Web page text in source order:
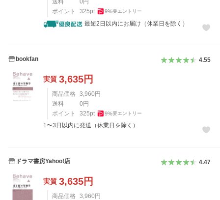
送料
0 円
ポイント
325pt 9%要エントリー
最短2日以内にお届け（休業日を除く）
bookfan 4.55
実質 3,635円
商品価格 3,960 円
送料
0 円
ポイント
325pt 9%要エントリー
1〜3日以内に発送（休業日を除く）
ドラマ書房Yahoo!店 4.47
実質 3,635円
商品価格 3,960 円